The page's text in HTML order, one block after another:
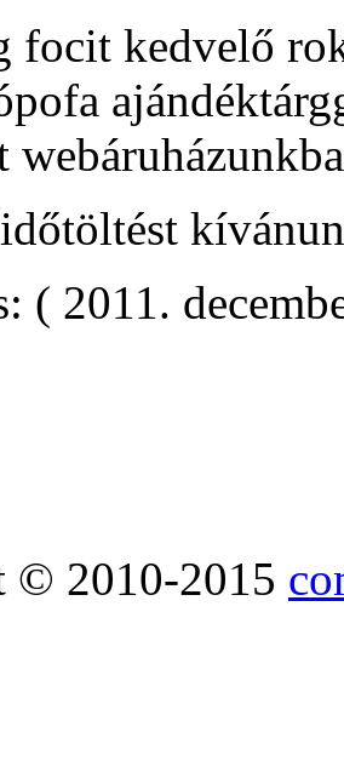
focit kedvelő
( 2011.
© 2010-2015